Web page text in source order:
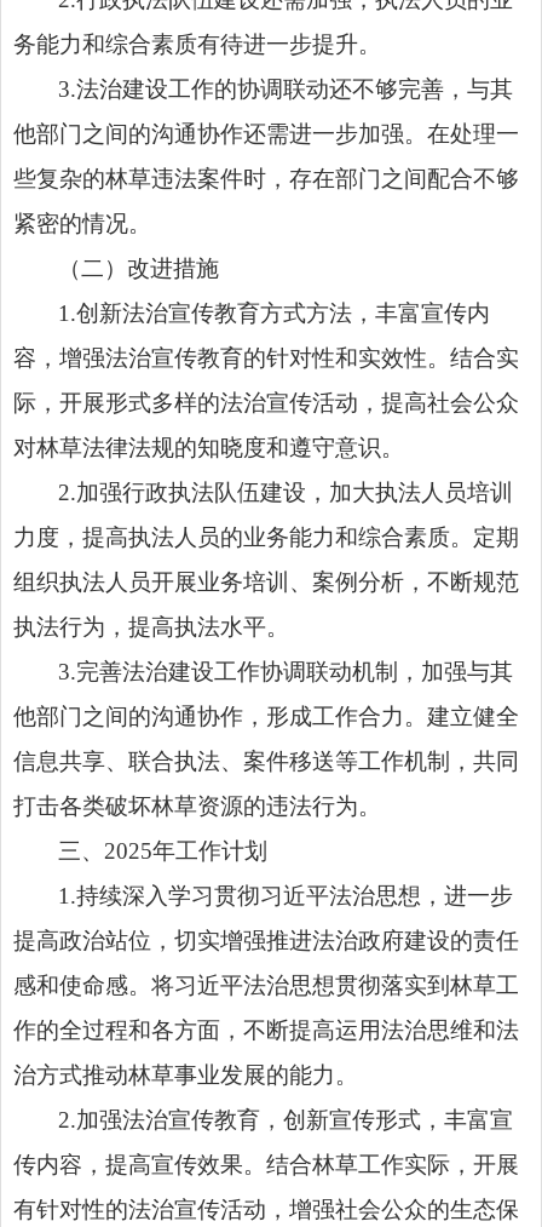
务能力和综合素质有待进一步提升。
3.法治建设工作的协调联动还不够完善，与其
他部门之间的沟通协作还需进一步加强。在处理一
些复杂的林草违法案件时，存在部门之间配合不够
紧密的情况。
（二）改进措施
1.创新法治宣传教育方式方法，丰富宣传内
容，增强法治宣传教育的针对性和实效性。结合实
际，开展形式多样的法治宣传活动，提高社会公众
对林草法律法规的知晓度和遵守意识。
2.加强行政执法队伍建设，加大执法人员培训
力度，提高执法人员的业务能力和综合素质。定期
组织执法人员开展业务培训、案例分析，不断规范
执法行为，提高执法水平。
3.完善法治建设工作协调联动机制，加强与其
他部门之间的沟通协作，形成工作合力。建立健全
信息共享、联合执法、案件移送等工作机制，共同
打击各类破坏林草资源的违法行为。
三、2025年工作计划
1.持续深入学习贯彻习近平法治思想，进一步
提高政治站位，切实增强推进法治政府建设的责任
感和使命感。将习近平法治思想贯彻落实到林草工
作的全过程和各方面，不断提高运用法治思维和法
治方式推动林草事业发展的能力。
2.加强法治宣传教育，创新宣传形式，丰富宣
传内容，提高宣传效果。结合林草工作实际，开展
有针对性的法治宣传活动，增强社会公众的生态保